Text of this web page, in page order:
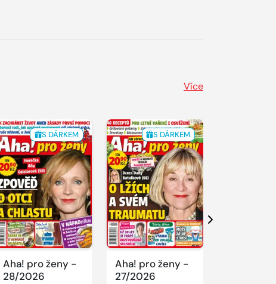
Více
S DÁRKEM
Aha! pro ženy -
28/2026
S DÁRKEM
Aha! pro ženy -
27/2026
Další